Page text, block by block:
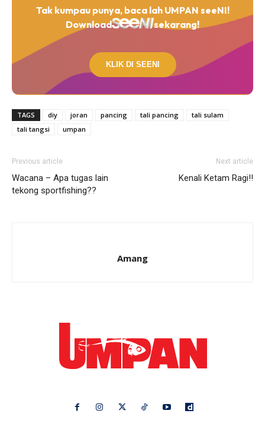
Tak kumpau punya, baca lah UMPAN seeNI!
Download
sekarang!
KLIK DI SEENI
TAGS diy joran pancing tali pancing
tali sulam
tali tangsi
umpan
Previous article
Wacana – Apa tugas lain
tekong sportfishing??
Next article
Kenali Ketam Ragi!!
Amang